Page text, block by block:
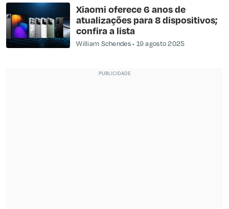
Xiaomi oferece 6 anos de
atualizações para 8 dispositivos;
confira a lista
William Schendes 19 agosto 2025